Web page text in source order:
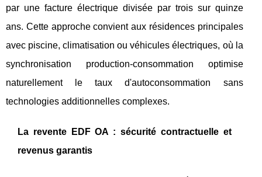
par une facture électrique divisée par trois sur quinze
ans. Cette approche convient aux résidences principales
avec piscine, climatisation ou véhicules électriques, où la
synchronisation production-consommation optimise
naturellement le taux d'autoconsommation sans
technologies additionnelles complexes.
La revente EDF OA : sécurité contractuelle et
revenus garantis